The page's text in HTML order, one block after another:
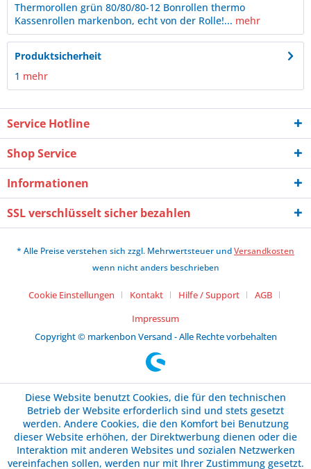
Thermorollen grün 80/80/80-12 Bonrollen thermo
Kassenrollen markenbon, echt von der Rolle!... mehr
Produktsicherheit
1 mehr
Service Hotline
Shop Service
Informationen
SSL verschlüsselt sicher bezahlen
* Alle Preise verstehen sich zzgl. Mehrwertsteuer undVersandkosten
wenn nicht anders beschrieben
Cookie Einstellungen Kontakt Hilfe / Support
AGB
Impressum
Copyright © markenbon Versand - Alle Rechte vorbehalten
Diese Website benutzt Cookies, die für den technischen
Betrieb der Website erforderlich sind und stets gesetzt
werden. Andere Cookies, die den Komfort bei Benutzung
dieser Website erhöhen, der Direktwerbung dienen oder die
Interaktion mit anderen Websites und sozialen Netzwerken
vereinfachen sollen, werden nur mit Ihrer Zustimmung gesetzt.